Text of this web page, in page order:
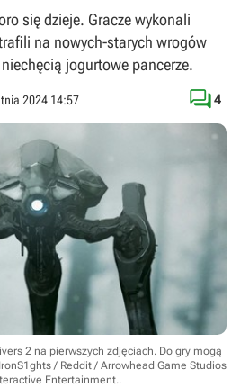
się dzieje. Gracze wykonali
na nowych-starych wrogów
jogurtowe pancerze.
2024 14:57 4
2 na pierwszych zdjęciach. Do gry mogą
/ Reddit / Arrowhead Game Studios
Entertainment..